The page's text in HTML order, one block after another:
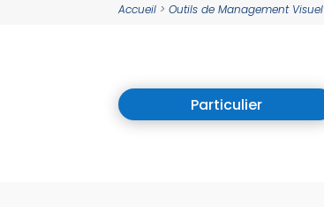
Accueil >Outils de Management Visuel
Particulier